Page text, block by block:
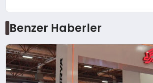
Benzer Haberler